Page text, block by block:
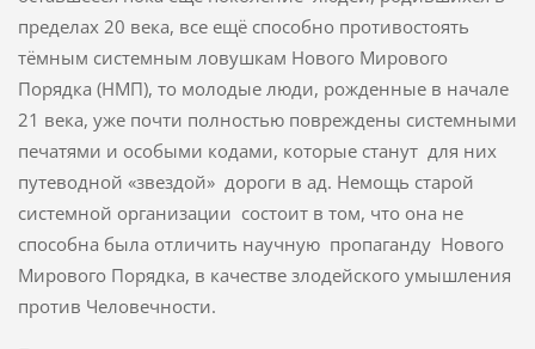
пределах 20 века, все ещё способно противостоять
тёмным системным ловушкам Нового Мирового
Порядка (НМП), то молодые люди, рожденные в начале
21 века, уже почти полностью повреждены системными
печатями и особыми кодами, которые станут для них
путеводной «звездой» дороги в ад. Немощь старой
системной организации состоит в том, что она не
способна была отличить научную пропаганду Нового
Мирового Порядка, в качестве злодейского умышления
против Человечности.